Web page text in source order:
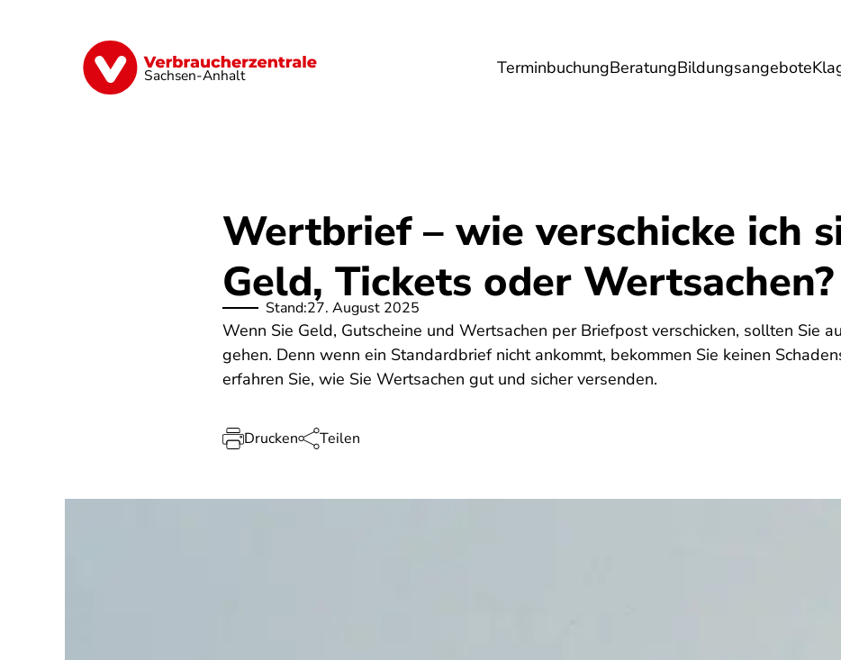
Sachsen-Anhalt TerminbuchungBeratungBildungsangebote
Finanzen Digitales Lebensmittel Gesundheit Energie Reise
Wertbrief – wie verschicke ich
Geld, Tickets oder Wertsachen?
Stand:27. August 2025
Wenn Sie Geld, Gutscheine und Wertsachen per Briefpost verschicken, sollten Sie
gehen. Denn wenn ein Standardbrief nicht ankommt, bekommen Sie keinen
erfahren Sie, wie Sie Wertsachen gut und sicher versenden.
Drucken Teilen